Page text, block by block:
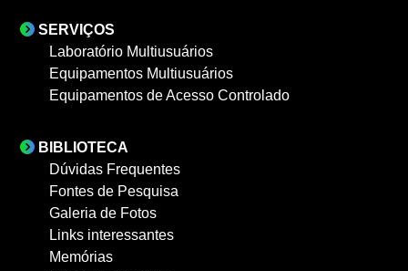
SERVIÇOS
Laboratório Multiusuários
Equipamentos Multiusuários
Equipamentos de Acesso Controlado
BIBLIOTECA
Dúvidas Frequentes
Fontes de Pesquisa
Galeria de Fotos
Links interessantes
Memórias